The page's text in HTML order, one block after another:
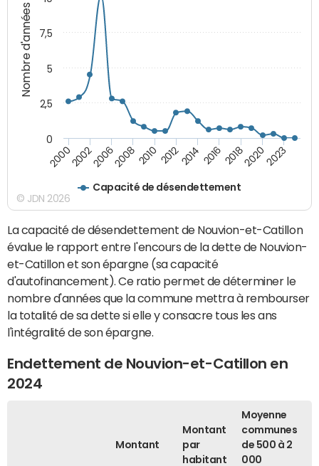
Nombre d'années
Capacité de désendettement
20002002200620082010 20122014 2016201820202023
0
2,5
5
7,5
© JDN 2026
La capacité de désendettement de Nouvion-et-Catillon
évalue le rapport entre l'encours de la dette de Nouvion-
et-Catillon et son épargne (sa capacité
d'autofinancement). Ce ratio permet de déterminer le
nombre d'années que la commune mettra à rembourser
la totalité de sa dette si elle y consacre tous les ans
l'intégralité de son épargne.
Endettement de Nouvion-et-Catillon en
2024
Montant
Montant
par
habitant
Moyenne
communes
de 500 à 2
000